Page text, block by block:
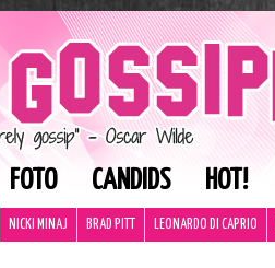
FOTO CANDIDS HOT!
NICKI MINAJ BRAD PITT LEONARDO DI CAPRIO